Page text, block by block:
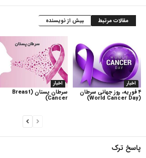
مقالات مرتبط بیش از نویسنده
اخبار
سرطان پستان (Breast
Cancer)
اخبار
۴ فوریه، روز جهانی سرطان
(World Cancer Day)
پاسخ ترک